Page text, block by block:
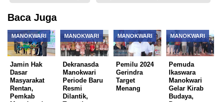
Baca Juga
MANOKWARI
Jamin Hak
Dasar
Masyarakat
Rentan,
Pemkab
MANOKWARI
Dekranasda
Manokwari
Periode Baru
Resmi
Dilantik,
MANOKWARI
Pemilu 2024
Gerindra
Target
Menang
MANOKWARI
Pemuda
Ikaswara
Manokwari
Gelar Kirab
Budaya,